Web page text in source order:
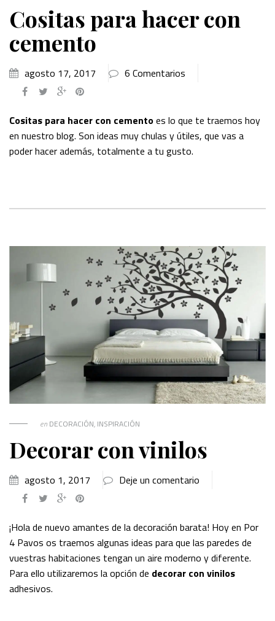
Cositas para hacer con
cemento
agosto 17, 2017 6 Comentarios
Cositas para hacer con cementoes lo que te traemos hoy
en nuestro blog. Son ideas muy chulas y útiles, que vas a
poder hacer además, totalmente a tu gusto.
en DECORACIÓN, INSPIRACIÓN
Decorar con vinilos
agosto 1, 2017 Deje un comentario
¡Hola de nuevo amantes de la decoración barata! Hoy en Por
4 Pavos os traemos algunas ideas para que las paredes de
vuestras habitaciones tengan un aire moderno y diferente.
Para ello utilizaremos la opción de decorar con vinilos
adhesivos.